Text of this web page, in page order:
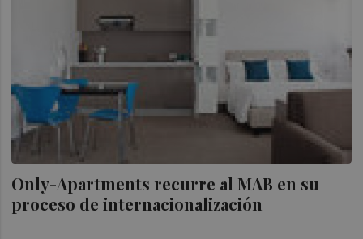
Only-Apartments recurre al MAB en su
proceso de internacionalización